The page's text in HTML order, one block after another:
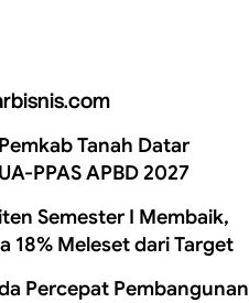
Tanah Datar
PPAS APBD 2027
Semester I Membaik,
18% Meleset dari Target
Percepat Pembangunan